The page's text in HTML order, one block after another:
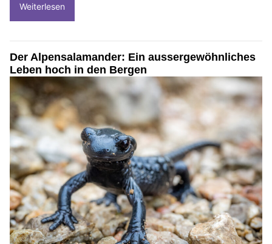
Weiterlesen
Der Alpensalamander: Ein aussergewöhnliches
Leben hoch in den Bergen